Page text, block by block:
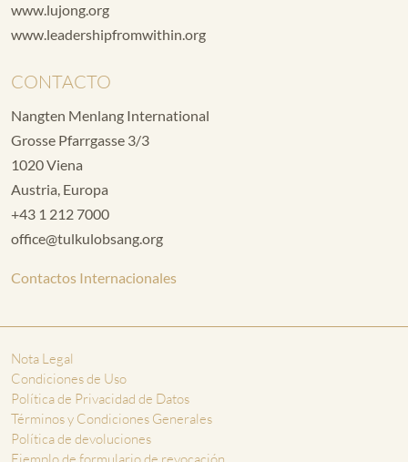
www.lujong.org
www.leadershipfromwithin.org
CONTACTO
Nangten Menlang International
Grosse Pfarrgasse 3/3
1020 Viena
Austria, Europa
+43 1 212 7000
office@tulkulobsang.org
Contactos Internacionales
Nota Legal
Condiciones de Uso
Política de Privacidad de Datos
Términos y Condiciones Generales
Política de devoluciones
Ejemplo de formulario de revocación